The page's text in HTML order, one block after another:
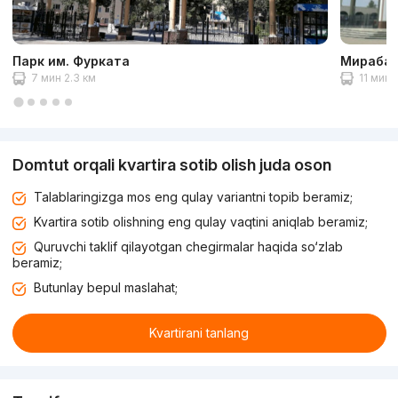
Парк им. Фурката
7 мин 2.3 км 11 мин
Domtut orqali kvartira sotib olish juda oson
Talablaringizga mos eng qulay variantni topib beramiz;
Kvartira sotib olishning eng qulay vaqtini aniqlab beramiz;
Quruvchi taklif qilayotgan chegirmalar haqida so‘zlab
beramiz;
Butunlay bepul maslahat;
Kvartirani tanlang